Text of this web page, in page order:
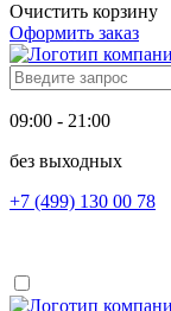
Очистить корзину
Оформить заказ
09:00 - 21:00
без выходных
+7 (499) 130 00 78